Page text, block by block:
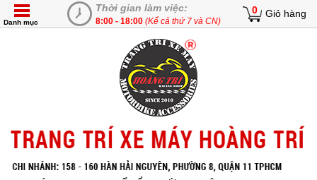
Thời gian làm việc:
8:00 - 18:00 (Kể cả thứ 7 và CN)
0 Giỏ hàng
Danh mục